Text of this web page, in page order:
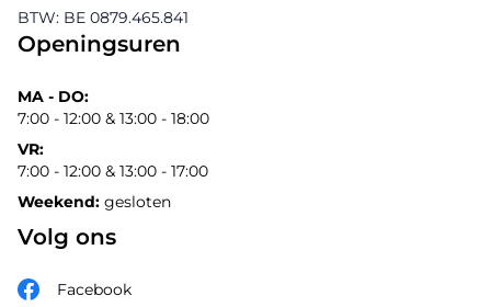
BTW: BE 0879.465.841
Openingsuren
MA - DO:
7:00 - 12:00 & 13:00 - 18:00
VR:
7:00 - 12:00 & 13:00 - 17:00
Weekend: gesloten
Volg ons
Facebook